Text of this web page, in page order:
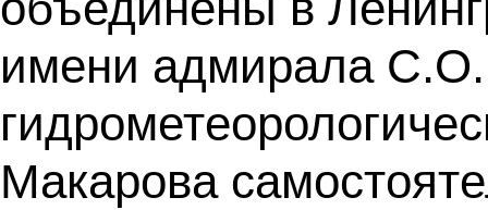
имени адмирала
Макарова